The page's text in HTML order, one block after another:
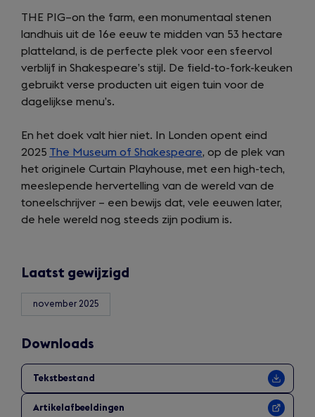
THE PIG–on the farm, een monumentaal stenen
landhuis uit de 16e eeuw te midden van 53 hectare
platteland, is de perfecte plek voor een sfeervol
verblijf in Shakespeare’s stijl. De field-to-fork-keuken
gebruikt verse producten uit eigen tuin voor de
dagelijkse menu’s.
En het doek valt hier niet. In Londen opent eind
2025 The Museum of Shakespeare, op de plek van
het originele Curtain Playhouse, met een high-tech,
meeslepende hervertelling van de wereld van de
toneelschrijver – een bewijs dat, vele eeuwen later,
de hele wereld nog steeds zijn podium is.
Laatst gewijzigd
november 2025
Downloads
Tekstbestand
Artikelafbeeldingen